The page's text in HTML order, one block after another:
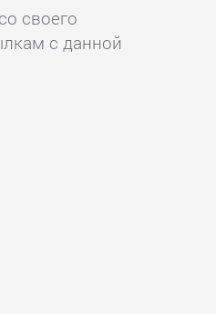
своего
с данной